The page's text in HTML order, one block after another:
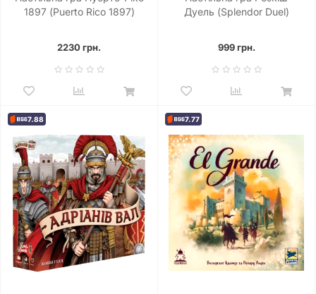
1897 (Puerto Rico 1897)
2230 грн.
Дуель (Splendor Duel)
999 грн.
7.88 7.77